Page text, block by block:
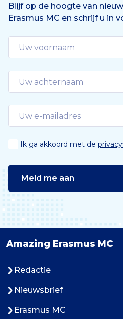
Blijf op de hoogte van
Erasmus MC en schrijf u in
Ik ga akkoord met de
Meld me aan
Amazing Erasmus MC
Redactie
Nieuwsbrief
Erasmus MC